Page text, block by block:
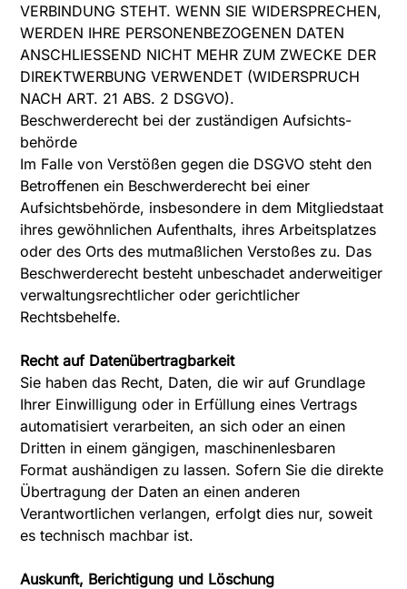
VERBINDUNG STEHT. WENN SIE WIDERSPRECHEN,
WERDEN IHRE PERSONENBEZOGENEN DATEN
ANSCHLIESSEND NICHT MEHR ZUM ZWECKE DER
DIREKTWERBUNG VERWENDET (WIDERSPRUCH
NACH ART. 21 ABS. 2 DSGVO).
Beschwerde­recht bei der zuständigen Aufsichts­
behörde
Im Falle von Verstößen gegen die DSGVO steht den
Betroffenen ein Beschwerderecht bei einer
Aufsichtsbehörde, insbesondere in dem Mitgliedstaat
ihres gewöhnlichen Aufenthalts, ihres Arbeitsplatzes
oder des Orts des mutmaßlichen Verstoßes zu. Das
Beschwerderecht besteht unbeschadet anderweitiger
verwaltungsrechtlicher oder gerichtlicher
Rechtsbehelfe.
Recht auf Daten­übertrag­barkeit
Sie haben das Recht, Daten, die wir auf Grundlage
Ihrer Einwilligung oder in Erfüllung eines Vertrags
automatisiert verarbeiten, an sich oder an einen
Dritten in einem gängigen, maschinenlesbaren
Format aushändigen zu lassen. Sofern Sie die direkte
Übertragung der Daten an einen anderen
Verantwortlichen verlangen, erfolgt dies nur, soweit
es technisch machbar ist.
Auskunft, Berichtigung und Löschung